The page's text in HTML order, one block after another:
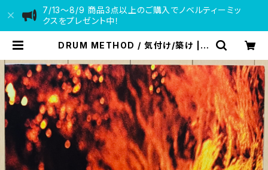
7/13〜8/9 商品3点以上のご購入でノベルティーミッ
クスをプレゼント中！
DRUM METHOD / 気付け/築け | V